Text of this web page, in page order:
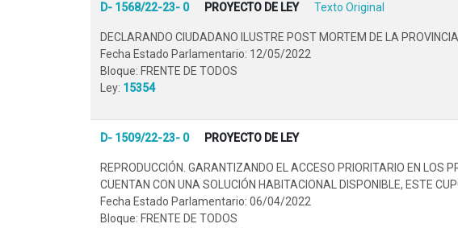
D- 1568/22-23- 0 PROYECTO DE LEY Texto Original
DECLARANDO CIUDADANO ILUSTRE POST MORTEM DE LA
Fecha Estado Parlamentario: 12/05/2022
Bloque: FRENTE DE TODOS
Ley: 15354
D- 1509/22-23- 0 PROYECTO DE LEY
REPRODUCCIÓN. GARANTIZANDO EL ACCESO PRIORITARIO EN LOS
CUENTAN CON UNA SOLUCIÓN HABITACIONAL DISPONIBLE, ESTE
Fecha Estado Parlamentario: 06/04/2022
Bloque: FRENTE DE TODOS